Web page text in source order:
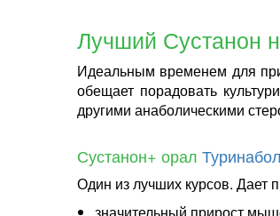
Лучший Сустанон
Идеальным временем для
обещает порадовать
другими анаболическими
Сустанон+ орал Туринабол
Один из лучших курсов. Дает